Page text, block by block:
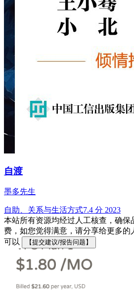
自渡
墨多先生
自助、关系与生活方式7.4 分 2023
本站所有资源均经过人工核查，确保
费，如您觉得满意，请分享给更多的
可以
【提交建议/报告问题】